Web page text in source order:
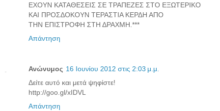
ΕΧΟΥΝ ΚΑΤΑΘΕΣΕΙΣ ΣΕ ΤΡΑΠΕΖΕΣ ΣΤΟ ΕΞΩΤΕΡΙΚΟ
ΚΑΙ ΠΡΟΣΔΟΚΟΥΝ ΤΕΡΑΣΤΙΑ ΚΕΡΔΗ ΑΠΟ
ΤΗΝ ΕΠΙΣΤΡΟΦΗ ΣΤΗ ΔΡΑΧΜΗ.***
Απάντηση
Ανώνυμος 16 Ιουνίου 2012 στις 2:03 μ.μ.
Δείτε αυτό και μετά ψηφίστε!
http://goo.gl/xIDVL
Απάντηση